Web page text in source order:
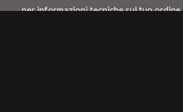
per informazioni tecniche sul tuo ordine.